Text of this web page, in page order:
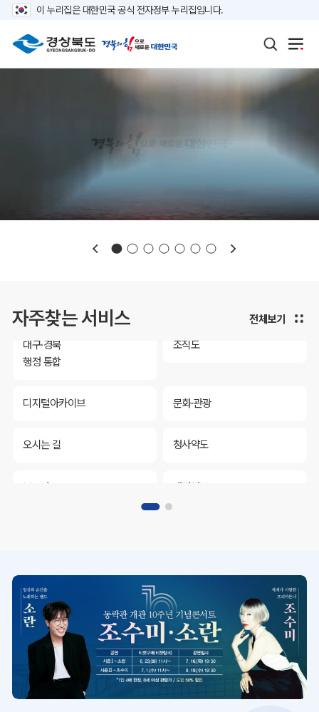
이 누리집은 대한민국 공식 전자정부 누리집입니다.
자주찾는 서비스
보도자료 재정정보
대구·경북
행정 통합
조직도
디지털아카이브 문화·관광
오시는 길 청사약도
보도자료 재정정보
대구·경북
행정 통합
조직도
디지털아카이브 문화·관광
전체보기